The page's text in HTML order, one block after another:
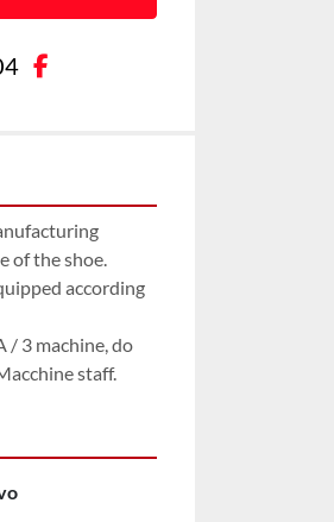
of the shoe.
according
/ 3 machine, do
staff.